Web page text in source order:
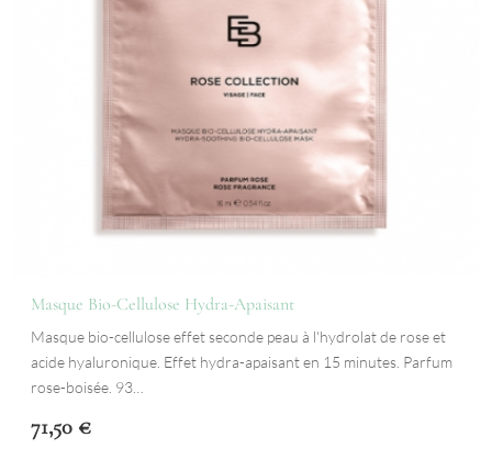
Masque Bio-Cellulose Hydra-Apaisant
Masque bio-cellulose effet seconde peau à l'hydrolat de rose et
acide hyaluronique. Effet hydra-apaisant en 15 minutes. Parfum
rose-boisée. 93…
71,50 €